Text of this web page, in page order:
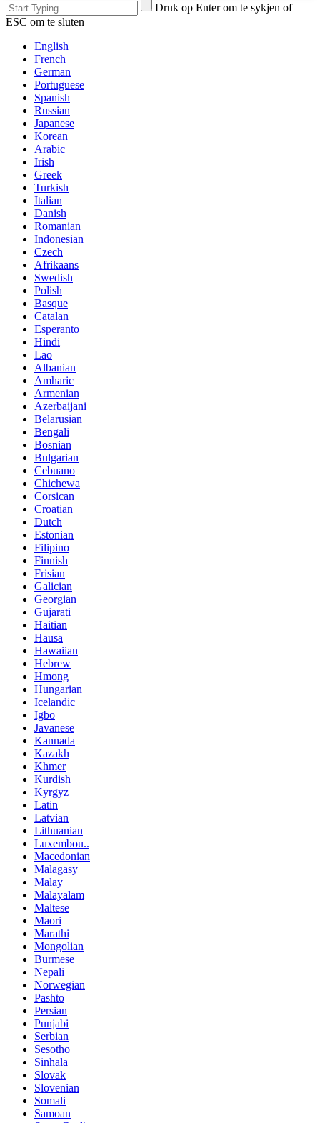
Druk op Enter om te sykjen of
ESC om te sluten
English
French
German
Portuguese
Spanish
Russian
Japanese
Korean
Arabic
Irish
Greek
Turkish
Italian
Danish
Romanian
Indonesian
Czech
Afrikaans
Swedish
Polish
Basque
Catalan
Esperanto
Hindi
Lao
Albanian
Amharic
Armenian
Azerbaijani
Belarusian
Bengali
Bosnian
Bulgarian
Cebuano
Chichewa
Corsican
Croatian
Dutch
Estonian
Filipino
Finnish
Frisian
Galician
Georgian
Gujarati
Haitian
Hausa
Hawaiian
Hebrew
Hmong
Hungarian
Icelandic
Igbo
Javanese
Kannada
Kazakh
Khmer
Kurdish
Kyrgyz
Latin
Latvian
Lithuanian
Luxembou..
Macedonian
Malagasy
Malay
Malayalam
Maltese
Maori
Marathi
Mongolian
Burmese
Nepali
Norwegian
Pashto
Persian
Punjabi
Serbian
Sesotho
Sinhala
Slovak
Slovenian
Somali
Samoan